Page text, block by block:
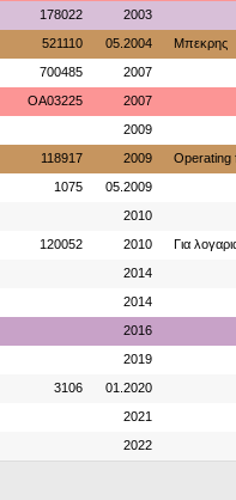
178022 2003
521110 05.2004 Μπεκρης
700485 2007
OA03225 2007
2009
118917 2009
1075 05.2009
2010
120052 2010 Για
2014
2014
2016
2019
3106 01.2020
2021
2022